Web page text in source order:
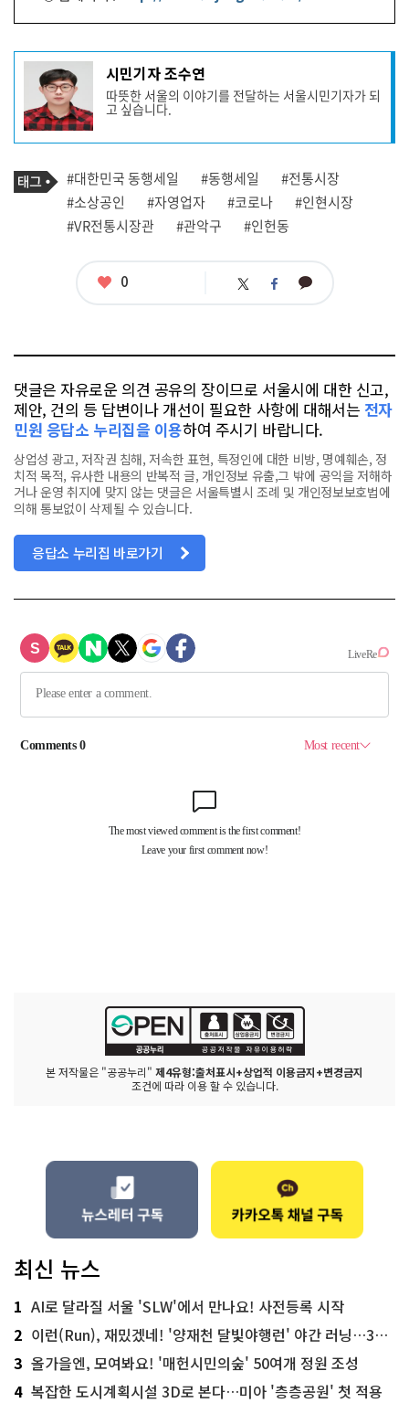
기
성
자
프
필
시민기자 조수연
따뜻한 서울의 이야기를 전달하는 서울시민기자가 되
고 싶습니다.
기
사
관
련
태
태
그
#대한민국 동행세일 #동행세일
#전통시장
#소상공인
#자영업자 #코로나
#인현시장
#VR전통시장관
#관악구 #인헌동
좋
0 트 페 카
댓글은 자유로운 의견 공유의 장이므로 서울시에 대한 신고,
제안, 건의 등 답변이나 개선이 필요한 사항에 대해서는 전자
민원 응답소 누리집을 이용하여 주시기 바랍니다.
상업성 광고, 저작권 침해, 저속한 표현, 특정인에 대한 비방, 명예훼손, 정
치적 목적, 유사한 내용의 반복적 글, 개인정보 유출,그 밖에 공익을 저해하
거나 운영 취지에 맞지 않는 댓글은 서울특별시 조례 및 개인정보보호법에
의해 통보없이 삭제될 수 있습니다.
응답소 누리집 바로가기
본 저작물은 "공공누리" 제4유형:출처표시+상업적 이용금지+변경금지
조건에 따라 이용 할 수 있습니다.
최신 뉴스
1 AI로 달라질 서울 'SLW'에서 만나요! 사전등록 시작
2 이런(Run), 재밌겠네! '양재천 달빛야행런' 야간 러닝…300명 모집
3 올가을엔, 모여봐요! '매헌시민의숲' 50여개 정원 조성
4 복잡한 도시계획시설 3D로 본다…미아 '층층공원' 첫 적용